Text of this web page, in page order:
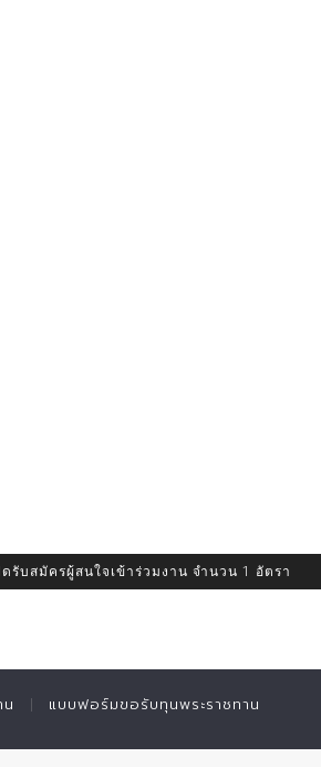
รับสมัครผู้สนใจเข้าร่วมงาน จำนวน 1 อัตรา
แบบฟอร์มขอรับทุนพระราชทาน